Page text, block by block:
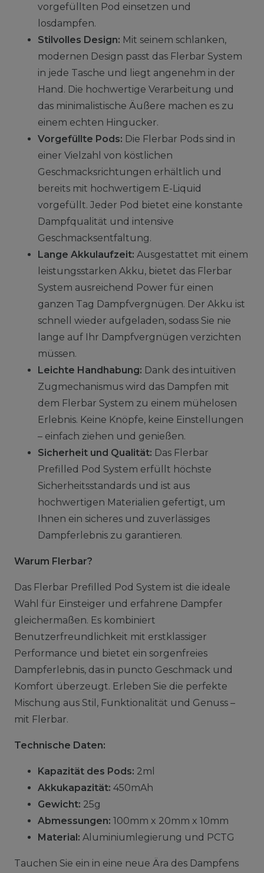
vorgefüllten Pod einsetzen und
losdampfen.
Stilvolles Design: Mit seinem schlanken,
modernen Design passt das Flerbar System
in jede Tasche und liegt angenehm in der
Hand. Die hochwertige Verarbeitung und
das minimalistische Äußere machen es zu
einem echten Hingucker.
Vorgefüllte Pods: Die Flerbar Pods sind in
einer Vielzahl von köstlichen
Geschmacksrichtungen erhältlich und
bereits mit hochwertigem E-Liquid
vorgefüllt. Jeder Pod bietet eine konstante
Dampfqualität und intensive
Geschmacksentfaltung.
Lange Akkulaufzeit: Ausgestattet mit einem
leistungsstarken Akku, bietet das Flerbar
System ausreichend Power für einen
ganzen Tag Dampfvergnügen. Der Akku ist
schnell wieder aufgeladen, sodass Sie nie
lange auf Ihr Dampfvergnügen verzichten
müssen.
Leichte Handhabung: Dank des intuitiven
Zugmechanismus wird das Dampfen mit
dem Flerbar System zu einem mühelosen
Erlebnis. Keine Knöpfe, keine Einstellungen
– einfach ziehen und genießen.
Sicherheit und Qualität: Das Flerbar
Prefilled Pod System erfüllt höchste
Sicherheitsstandards und ist aus
hochwertigen Materialien gefertigt, um
Ihnen ein sicheres und zuverlässiges
Dampferlebnis zu garantieren.
Warum Flerbar?
Das Flerbar Prefilled Pod System ist die ideale
Wahl für Einsteiger und erfahrene Dampfer
gleichermaßen. Es kombiniert
Benutzerfreundlichkeit mit erstklassiger
Performance und bietet ein sorgenfreies
Dampferlebnis, das in puncto Geschmack und
Komfort überzeugt. Erleben Sie die perfekte
Mischung aus Stil, Funktionalität und Genuss –
mit Flerbar.
Technische Daten:
Kapazität des Pods: 2ml
Akkukapazität: 450mAh
Gewicht: 25g
Abmessungen: 100mm x 20mm x 10mm
Material: Aluminiumlegierung und PCTG
Tauchen Sie ein in eine neue Ära des Dampfens